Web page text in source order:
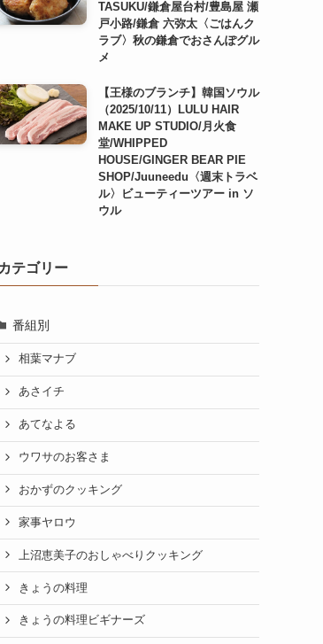
TASUKU/鎌倉屋台村/豊島屋 瀬
戸小路/鎌倉 六弥太〈ごはんク
ラブ〉秋の鎌倉でおさんぽグル
メ
【王様のブランチ】韓国ソウル
（2025/10/11）LULU HAIR
MAKE UP STUDIO/月火食
堂/WHIPPED
HOUSE/GINGER BEAR PIE
SHOP/Juuneedu〈週末トラベ
ル〉ビューティーツアー in ソ
ウル
カテゴリー
番組別
相葉マナブ
あさイチ
あてなよる
ウワサのお客さま
おかずのクッキング
家事ヤロウ
上沼恵美子のおしゃべりクッキング
きょうの料理
きょうの料理ビギナーズ